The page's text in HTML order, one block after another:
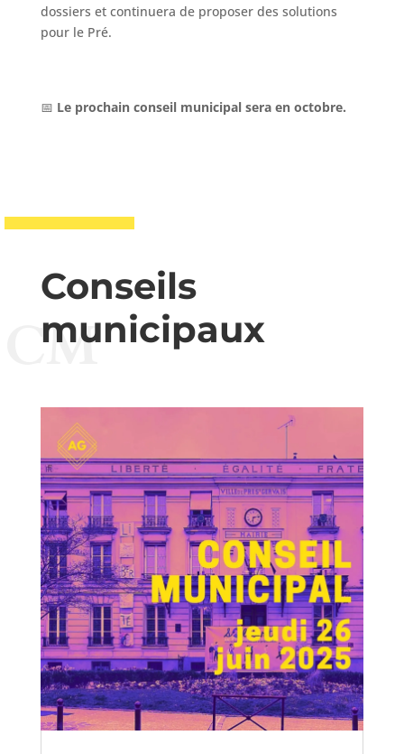
dossiers et continuera de proposer des solutions
pour le Pré.
📅 Le prochain conseil municipal sera en octobre.
Conseils
municipaux
CM